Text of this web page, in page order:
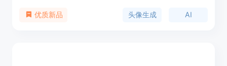
微软的领先AI研究人员提供技术支持，可以节省专业
优质新品 头像生成 AI